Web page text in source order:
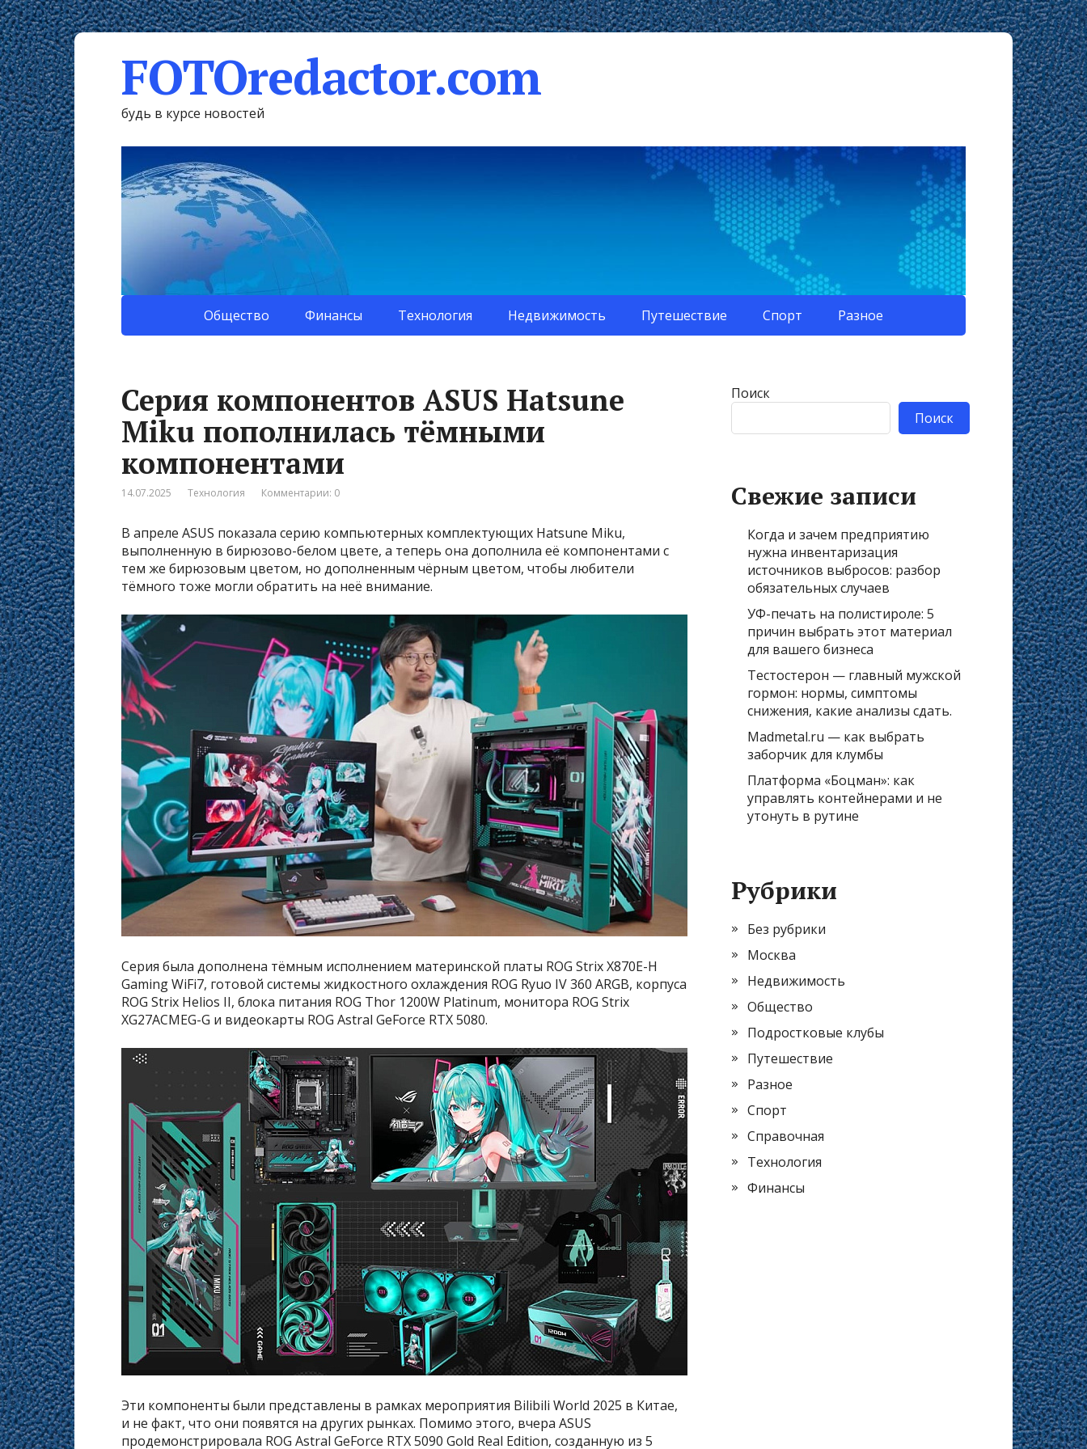
FOTOredactor.com
будь в курсе новостей
Общество Финансы Технология Недвижимость Путешествие Спорт Разное
Серия компонентов ASUS Hatsune
Miku пополнилась тёмными
компонентами
14.07.2025 Технология Комментарии: 0
В апреле ASUS показала серию компьютерных комплектующих Hatsune Miku,
выполненную в бирюзово-белом цвете, а теперь она дополнила её компонентами с
тем же бирюзовым цветом, но дополненным чёрным цветом, чтобы любители
тёмного тоже могли обратить на неё внимание.
Серия была дополнена тёмным исполнением материнской платы ROG Strix X870E-H
Gaming WiFi7, готовой системы жидкостного охлаждения ROG Ryuo IV 360 ARGB, корпуса
ROG Strix Helios II, блока питания ROG Thor 1200W Platinum, монитора ROG Strix
XG27ACMEG-G и видеокарты ROG Astral GeForce RTX 5080.
Эти компоненты были представлены в рамках мероприятия Bilibili World 2025 в Китае,
и не факт, что они появятся на других рынках. Помимо этого, вчера ASUS
продемонстрировала ROG Astral GeForce RTX 5090 Gold Real Edition, созданную из 5
Поиск
Поиск
Свежие записи
Когда и зачем предприятию
нужна инвентаризация
источников выбросов: разбор
обязательных случаев
УФ-печать на полистироле: 5
причин выбрать этот материал
для вашего бизнеса
Тестостерон — главный мужской
гормон: нормы, симптомы
снижения, какие анализы сдать.
Madmetal.ru — как выбрать
заборчик для клумбы
Платформа «Боцман»: как
управлять контейнерами и не
утонуть в рутине
Рубрики
Без рубрики
Москва
Недвижимость
Общество
Подростковые клубы
Путешествие
Разное
Спорт
Справочная
Технология
Финансы